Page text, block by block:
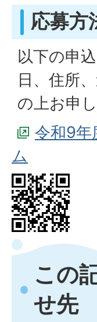
応募方
以下の申
日、住所
の上お申
令和9年
ム
この
せ先